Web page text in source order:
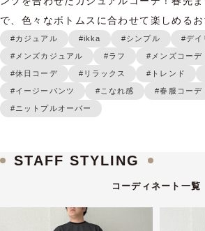
で、色々なボトムスに合わせて楽しめるお
#カジュアル #ikka #シンプル #デイ
#メンズカジュアル #ラフ #メンズコーデ
#休日コーデ #リラックス #トレンド
#イージーパンツ #こなれ感 #春服コーデ
#ニットプルオーバー
STAFF STYLING
コーディネート一覧